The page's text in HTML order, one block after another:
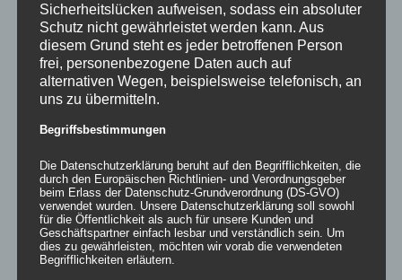
Details
zur Wunschliste
Sicherheitslücken aufweisen, sodass ein absoluter
Schutz nicht gewährleistet werden kann. Aus
diesem Grund steht es jeder betroffenen Person
frei, personenbezogene Daten auch auf
alternativen Wegen, beispielsweise telefonisch, an
uns zu übermitteln.
Begriffsbestimmungen
Die Datenschutzerklärung beruht auf den Begrifflichkeiten, die
durch den Europäischen Richtlinien- und Verordnungsgeber
beim Erlass der Datenschutz-Grundverordnung (DS-GVO)
verwendet wurden. Unsere Datenschutzerklärung soll sowohl
für die Öffentlichkeit als auch für unsere Kunden und
Geschäftspartner einfach lesbar und verständlich sein. Um
dies zu gewährleisten, möchten wir vorab die verwendeten
Begrifflichkeiten erläutern.